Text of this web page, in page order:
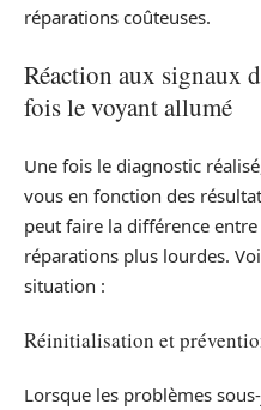
réparations coûteuses.
Réaction aux signaux
fois le voyant allumé
Une fois le diagnostic
vous en fonction des
peut faire la différence
réparations plus lourdes.
situation :
Réinitialisation et
Lorsque les problèmes